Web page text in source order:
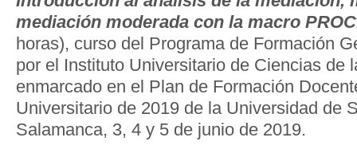
mediación moderada con la macro
horas), curso del Programa de Formación
por el Instituto Universitario de Ciencias de
enmarcado en el Plan de Formación
Universitario de 2019 de la Universidad de
Salamanca, 3, 4 y 5 de junio de 2019.